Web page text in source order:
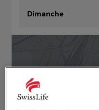
Dimanche